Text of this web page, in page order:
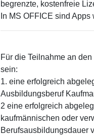
begrenzte, kostenfreie
In MS OFFICE sind
Für die Teilnahme an
sein:
1. eine erfolgreich
Ausbildungsberuf
2 eine erfolgreich
kaufmännischen oder
Berufsausbildungsdauer